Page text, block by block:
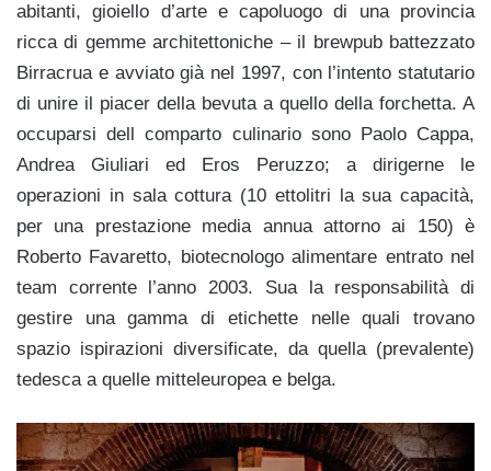
abitanti, gioiello d’arte e capoluogo di una provincia
ricca di gemme architettoniche – il brewpub battezzato
Birracrua e avviato già nel 1997, con l’intento statutario
di unire il piacer della bevuta a quello della forchetta. A
occuparsi dell comparto culinario sono Paolo Cappa,
Andrea Giuliari ed Eros Peruzzo; a dirigerne le
operazioni in sala cottura (10 ettolitri la sua capacità,
per una prestazione media annua attorno ai 150) è
Roberto Favaretto, biotecnologo alimentare entrato nel
team corrente l’anno 2003. Sua la responsabilità di
gestire una gamma di etichette nelle quali trovano
spazio ispirazioni diversificate, da quella (prevalente)
tedesca a quelle mitteleuropea e belga.